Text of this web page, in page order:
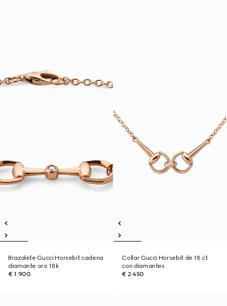
Brazalete Gucci Horsebit cadena
diamante oro 18k
€ 1.900
Collar Gucci Horsebit de 18 ct
con diamantes
€ 2.450